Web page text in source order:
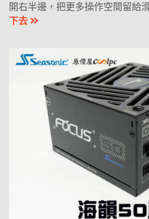
開右半邊，把更多操作空間留給
下去